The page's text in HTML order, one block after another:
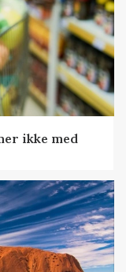
ikke med